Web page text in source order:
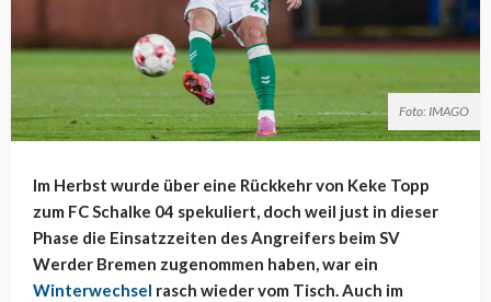
Foto: IMAGO
Im Herbst wurde über eine Rückkehr von Keke Topp
zum FC Schalke 04 spekuliert, doch weil just in dieser
Phase die Einsatzzeiten des Angreifers beim SV
Werder Bremen zugenommen haben, war ein
Winterwechsel rasch wieder vom Tisch. Auch im